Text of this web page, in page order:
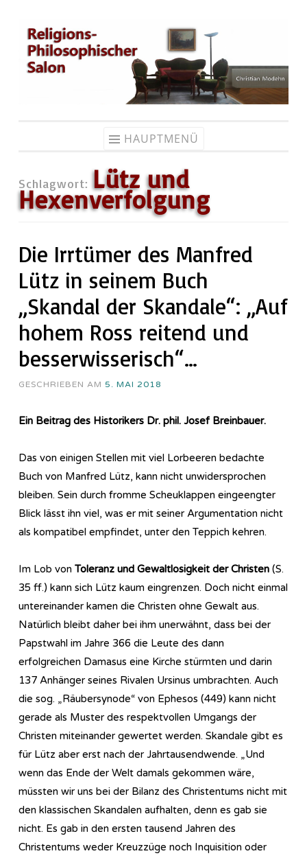
Zum
Inhalt
springen
HAUPTMENÜ
Schlagwort: Lütz und
Hexenverfolgung
Die Irrtümer des Manfred
Lütz in seinem Buch
„Skandal der Skandale“: „Auf
hohem Ross reitend und
besserwisserisch“…
GESCHRIEBEN AM 5. MAI 2018
Ein Beitrag des Historikers Dr. phil. Josef Breinbauer.
Das von einigen Stellen mit viel Lorbeeren bedachte
Buch von Manfred Lütz, kann nicht unwidersprochen
bleiben. Sein durch fromme Scheuklappen eingeengter
Blick lässt ihn viel, was er mit seiner Argumentation nicht
als kompatibel empfindet, unter den Teppich kehren.
Im Lob von Toleranz und Gewaltlosigkeit der Christen (S.
35 ff.) kann sich Lütz kaum eingrenzen. Doch nicht einmal
untereinander kamen die Christen ohne Gewalt aus.
Natürlich bleibt daher bei ihm unerwähnt, dass bei der
Papstwahl im Jahre 366 die Leute des dann
erfolgreichen Damasus eine Kirche stürmten und darin
137 Anhänger seines Rivalen Ursinus umbrachten. Auch
die sog. „Räubersynode“ von Ephesos (449) kann nicht
gerade als Muster des respektvollen Umgangs der
Christen miteinander gewertet werden. Skandale gibt es
für Lütz aber erst nach der Jahrtausendwende. „Und
wenn das Ende der Welt damals gekommen wäre,
müssten wir uns bei der Bilanz des Christentums nicht mit
den klassischen Skandalen aufhalten, denn es gab sie
nicht. Es gab in den ersten tausend Jahren des
Christentums weder Kreuzzüge noch Inquisition oder